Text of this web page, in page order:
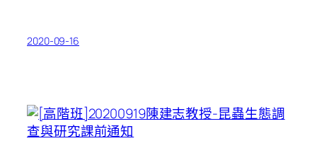
2020-09-16